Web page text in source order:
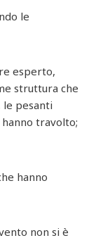
le
esperto,
struttura che
le pesanti
travolto;
hanno
non si è